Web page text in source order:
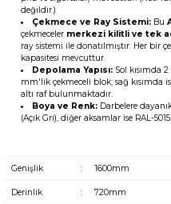
değildir.)
Çekmece ve Ray Sistemi: Bu
çekmeceler merkezi kilitli ve tek
ray sistemi ile donatılmıştır. Her bir
kapasitesi mevcuttur.
Depolama Yapısı: Sol kısımda
mm'lik çekmeceli blok; sağ kısımda
altı raf bulunmaktadır.
Boya ve Renk: Darbelere
(Açık Gri), diğer aksamlar ise RAL-
Genişlik : 1600mm
Derinlik : 720mm